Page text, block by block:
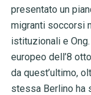
presentato un
migranti soccorsi
istituzionali e
europeo dell’8
da quest’ultimo,
stessa Berlino ha